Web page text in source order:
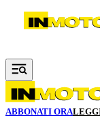
Vai al contenuto
ABBONATI ORA